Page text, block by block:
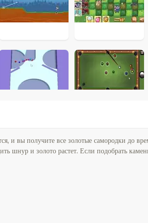
и вы получите все золотые самородки до
шнур и золото растет. Если подобрать